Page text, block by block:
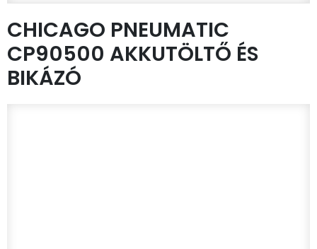
CHICAGO PNEUMATIC
CP90500 AKKUTÖLTŐ ÉS
BIKÁZÓ